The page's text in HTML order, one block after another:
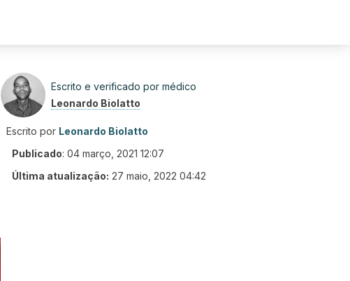
Escrito e verificado por médico
Leonardo Biolatto
Escrito por Leonardo Biolatto
Publicado: 04 março, 2021 12:07
Última atualização: 27 maio, 2022 04:42